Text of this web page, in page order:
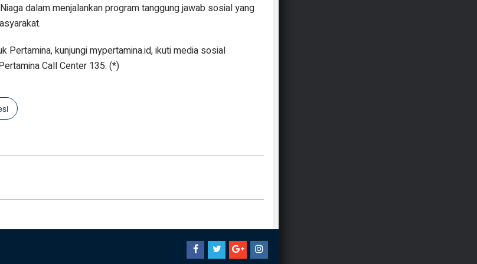
dalam menjalankan program tanggung jawab sosial yang
Pertamina, kunjungi mypertamina.id, ikuti media sosial
Call Center 135. (*)